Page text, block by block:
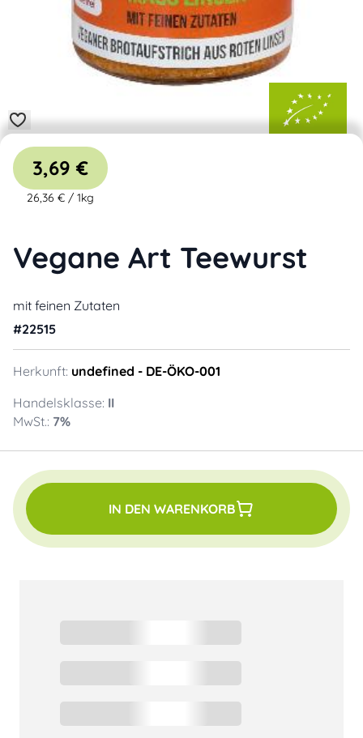
Vegane Art Teewurst
mit feinen Zutaten
#22515
Herkunft: undefined - DE-ÖKO-001
Handelsklasse: II
MwSt.: 7%
3,69 €
26,36 € / 1kg
IN DEN WARENKORB